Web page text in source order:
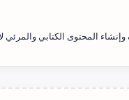
المحتوى الكتابي والمرئي